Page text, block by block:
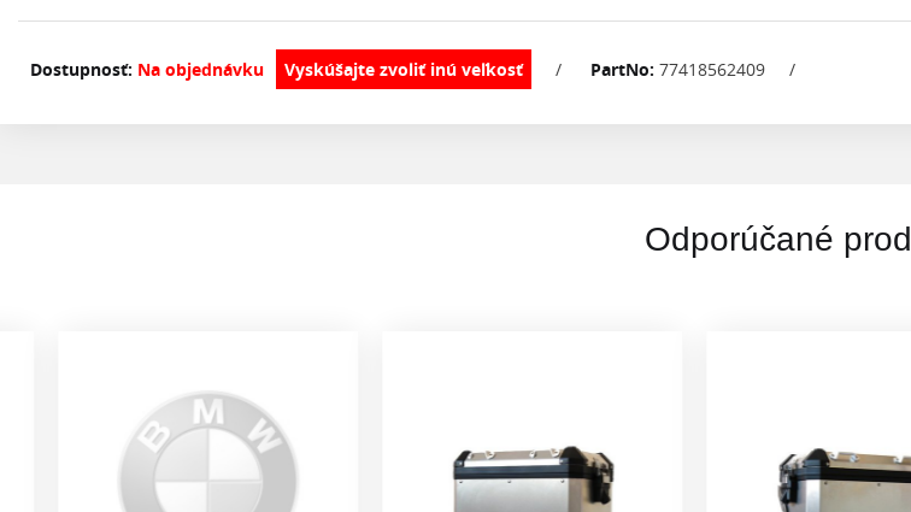
Dostupnosť: Na objednávku / PartNo: 77418562409 /
Odporúčané